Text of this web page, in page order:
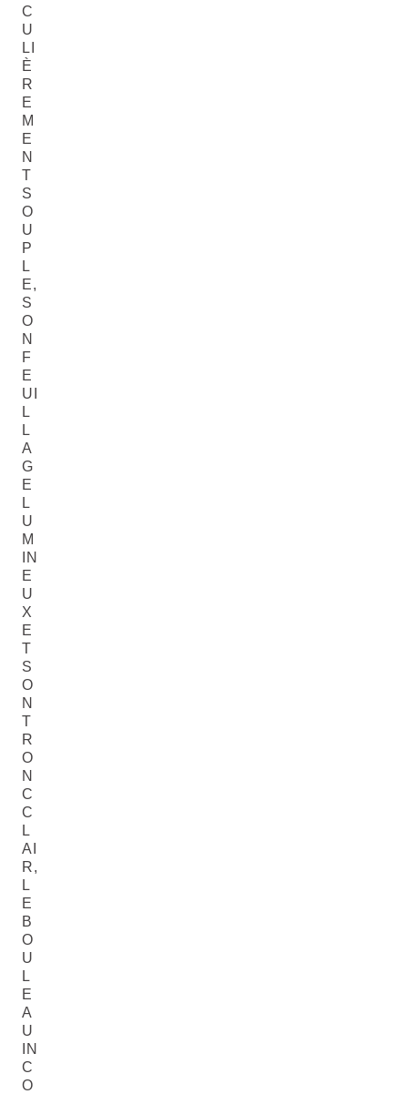
C
U
LI
È
R
E
M
E
N
T
S
O
U
P
L
E,
S
O
N
F
E
UI
L
L
A
G
E
L
U
M
IN
E
U
X
E
T
S
O
N
T
R
O
N
C
C
L
AI
R,
L
E
B
O
U
L
E
A
U
IN
C
O